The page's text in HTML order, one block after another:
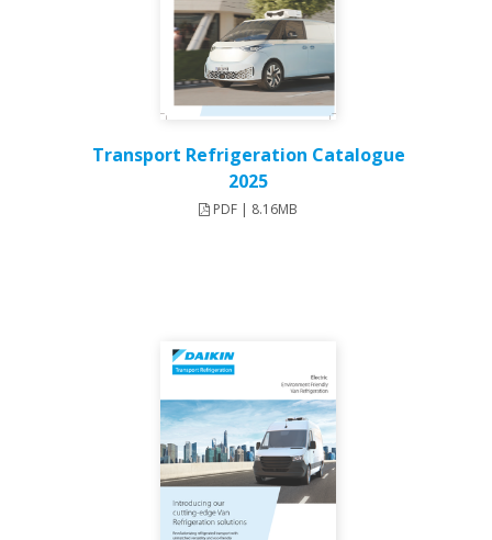
Transport Refrigeration Catalogue
2025
PDF | 8.16MB